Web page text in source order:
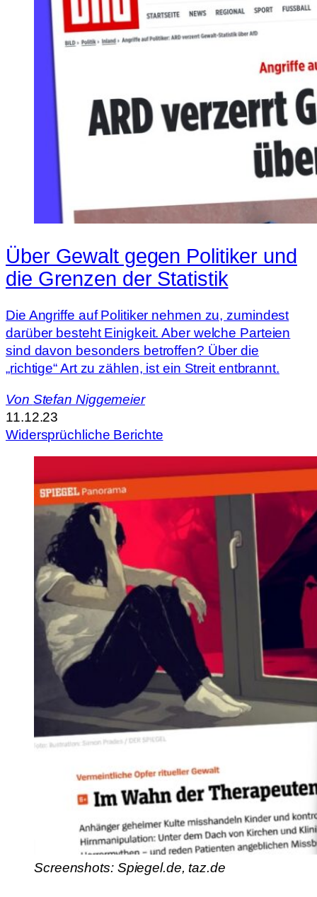
Über Gewalt gegen Politiker und
die Grenzen der Statistik
Die Angriffe auf Politiker nehmen zu, zumindest
darüber besteht Einigkeit. Aber welche Parteien
sind davon besonders betroffen? Über die
„richtige“ Art zu zählen, ist ein Streit entbrannt.
Von Stefan Niggemeier
11.12.23
Widersprüchliche Berichte
Screenshots: Spiegel.de, taz.de